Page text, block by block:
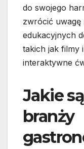
do swojego
zwrócić uwagę
edukacyjnych
takich jak filmy
interaktywne
Jakie
branży